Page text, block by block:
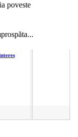
poveste